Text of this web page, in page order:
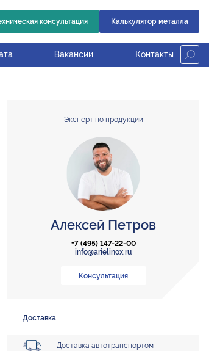
консультация Калькулятор металла
Вакансии Контакты
Эксперт по продукции
Алексей Петров
+7 (495) 147-22-00
info@arielinox.ru
Консультация
Доставка
Доставка автотранспортом